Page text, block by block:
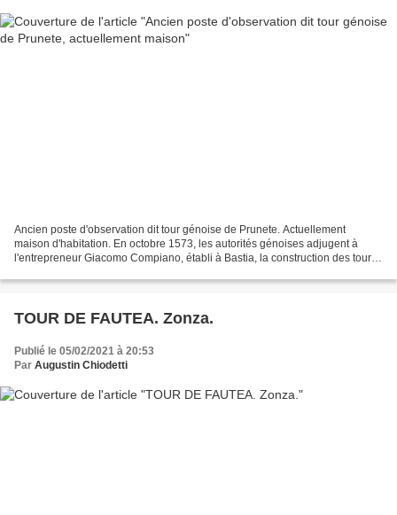
Ancien poste d'observation dit tour génoise de Prunete. Actuellement
maison d'habitation. En octobre 1573, les autorités génoises adjugent à
l'entrepreneur Giacomo Compiano, établi à Bastia, la construction des tours
TOUR DE FAUTEA. Zonza.
Publié le 05/02/2021 à 20:53
Par Augustin Chiodetti